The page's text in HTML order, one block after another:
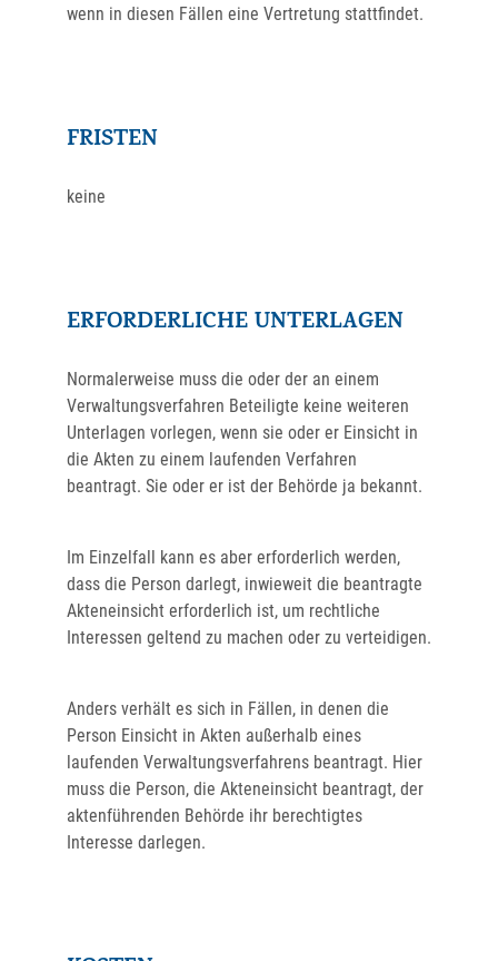
wenn in diesen Fällen eine Vertretung stattfindet.
FRISTEN
keine
ERFORDERLICHE UNTERLAGEN
Normalerweise muss die oder der an einem
Verwaltungsverfahren Beteiligte keine weiteren
Unterlagen vorlegen, wenn sie oder er Einsicht in
die Akten zu einem laufenden Verfahren
beantragt. Sie oder er ist der Behörde ja bekannt.
Im Einzelfall kann es aber erforderlich werden,
dass die Person darlegt, inwieweit die beantragte
Akteneinsicht erforderlich ist, um rechtliche
Interessen geltend zu machen oder zu verteidigen.
Anders verhält es sich in Fällen, in denen die
Person Einsicht in Akten außerhalb eines
laufenden Verwaltungsverfahrens beantragt. Hier
muss die Person, die Akteneinsicht beantragt, der
aktenführenden Behörde ihr berechtigtes
Interesse darlegen.